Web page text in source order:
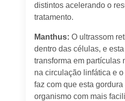
distintos acelerando o
tratamento.
Manthus: O ultrassom
dentro das células, e
transforma em partículas
na circulação linfática e
faz com que esta
organismo com mais